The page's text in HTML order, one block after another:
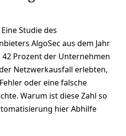
Eine Studie des
AlgoSec aus dem Jahr
42 Prozent der Unternehmen
Netzwerkausfall erlebten,
oder eine falsche
Warum ist diese Zahl so
hier Abhilfe